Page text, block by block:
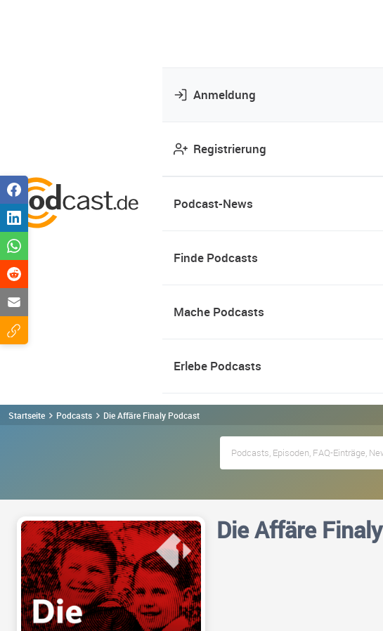
Anmeldung
Registrierung
Podcast-News
Finde Podcasts
Mache Podcasts
Erlebe Podcasts
Startseite Podcasts Die Affäre Finaly Podcast
Die Affäre Finaly